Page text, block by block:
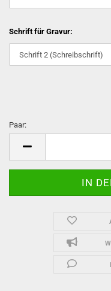
Schrift für Gravur:
Paar: